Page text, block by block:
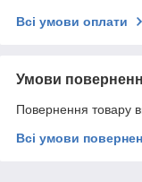
Всі умови оплати
Умови
Повернення товару
Всі умови